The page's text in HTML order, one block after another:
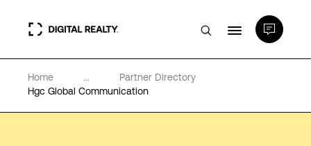
Rechenzentren
Home ...
Partner Directory
Hgc Global Communication